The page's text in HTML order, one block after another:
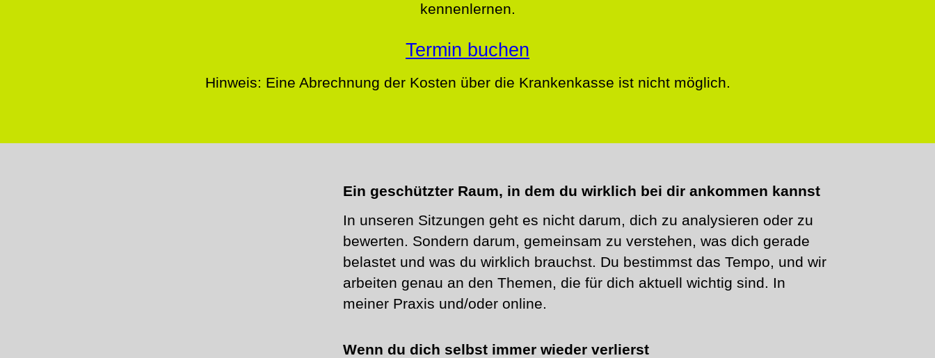
kennenlernen.
Termin buchen
Hinweis: Eine Abrechnung der Kosten über die Krankenkasse ist nicht möglich.
Ein geschützter Raum, in dem du wirklich bei dir ankommen kannst
In unseren Sitzungen geht es nicht darum, dich zu analysieren oder zu
bewerten. Sondern darum, gemeinsam zu verstehen, was dich gerade
belastet und was du wirklich brauchst. Du bestimmst das Tempo, und wir
arbeiten genau an den Themen, die für dich aktuell wichtig sind. In
meiner Praxis und/oder online.
Wenn du dich selbst immer wieder verlierst